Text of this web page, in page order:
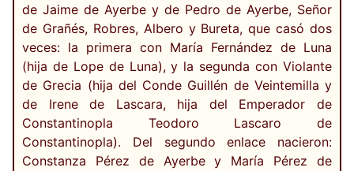
de Jaime de Ayerbe y de Pedro de Ayerbe, Señor
de Grañés, Robres, Albero y Bureta, que casó dos
veces: la primera con María Fernández de Luna
(hija de Lope de Luna), y la segunda con Violante
de Grecia (hija del Conde Guillén de Veintemilla y
de Irene de Lascara, hija del Emperador de
Constantinopla Teodoro Lascaro de
Constantinopla). Del segundo enlace nacieron:
Constanza Pérez de Ayerbe y María Pérez de